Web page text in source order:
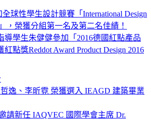
球性學生設計競賽「International Design
，榮獲分組第一名及第二名佳績！
導學生朱健健參加「2016德國紅點產品
點獎Reddot Award Product Design 2016
逸、李昕霓 榮獲選入 IEAGD 建築畢業
請新任 IAQVEC 國際學會主席 Dr.